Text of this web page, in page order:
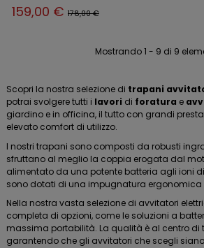
159,00 € 178,00 €
Mostrando 1 - 9 di 9
Scopri la nostra selezione di trapani
potrai svolgere tutti i lavori di foratura e
giardino e in officina, il tutto con grandi
elevato comfort di utilizzo.
I nostri trapani sono composti da robusti
sfruttano al meglio la coppia erogata dal
alimentato da una potente batteria agli ioni
sono dotati di una impugnatura ergonomica
Nella nostra vasta selezione di avvitatori
completa di opzioni, come le soluzioni a
massima portabilità. La qualità è al centro di
garantendo che gli avvitatori che scegli